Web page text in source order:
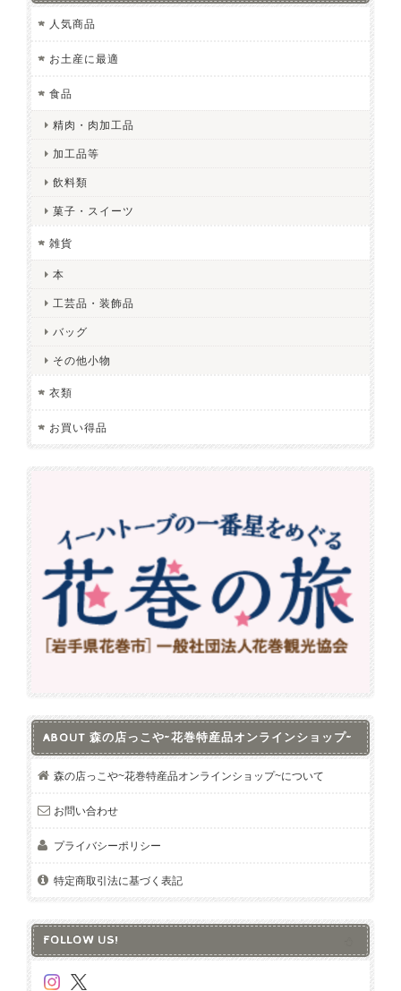
人気商品
お土産に最適
食品
精肉・肉加工品
加工品等
飲料類
菓子・スイーツ
雑貨
本
工芸品・装飾品
バッグ
その他小物
衣類
お買い得品
ABOUT 森の店っこや~花巻特産品オンラインショップ~
森の店っこや~花巻特産品オンラインショップ~について
お問い合わせ
プライバシーポリシー
特定商取引法に基づく表記
FOLLOW US!